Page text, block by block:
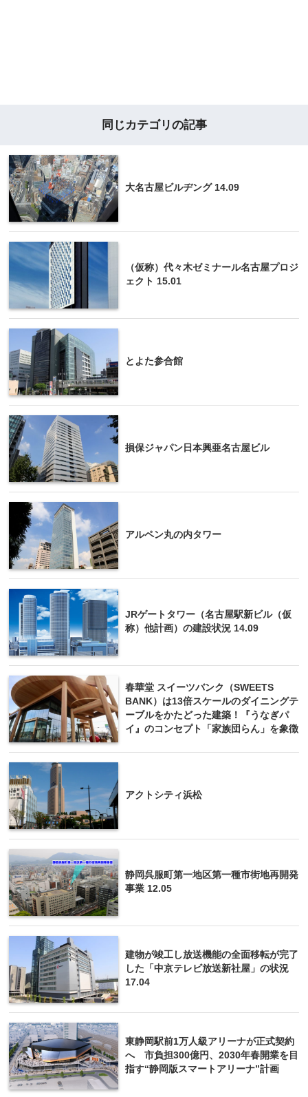
同じカテゴリの記事
大名古屋ビルヂング 14.09
（仮称）代々木ゼミナール名古屋プロジ
ェクト 15.01
とよた参合館
損保ジャパン日本興亜名古屋ビル
アルペン丸の内タワー
JRゲートタワー（名古屋駅新ビル（仮
称）他計画）の建設状況 14.09
春華堂 スイーツバンク（SWEETS
BANK）は13倍スケールのダイニングテ
ーブルをかたどった建築！『うなぎパ
イ』のコンセプト「家族団らん」を象徴
アクトシティ浜松
静岡呉服町第一地区第一種市街地再開発
事業 12.05
建物が竣工し放送機能の全面移転が完了
した「中京テレビ放送新社屋」の状況
17.04
東静岡駅前1万人級アリーナが正式契約
へ 市負担300億円、2030年春開業を目
指す“静岡版スマートアリーナ”計画